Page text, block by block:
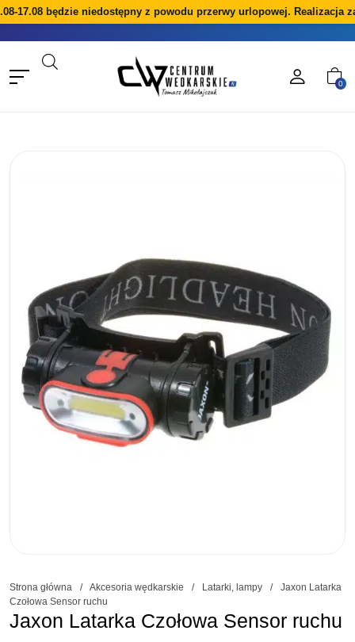
17.08 będzie niedostępny z powodu przerwy urlopowej. Realizacja
0
Strona główna / Akcesoria wędkarskie / Latarki, lampy /
Jaxon Latarka
Czołowa Sensor ruchu
Jaxon Latarka Czołowa Sensor ruchu